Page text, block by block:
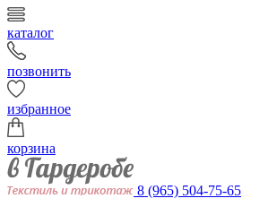
каталог
позвонить
избранное
корзина
8 (965) 504-75-65